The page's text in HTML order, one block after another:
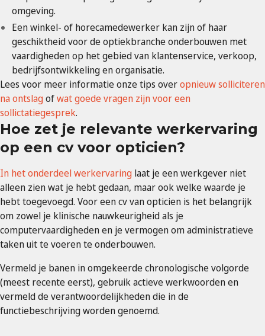
omgeving.
Een winkel- of horecamedewerker kan zijn of haar
geschiktheid voor de optiekbranche onderbouwen met
vaardigheden op het gebied van klantenservice, verkoop,
bedrijfsontwikkeling en organisatie.
Lees voor meer informatie onze tips overopnieuw solliciteren
na ontslagofwat goede vragen zijn voor een
sollictatiegesprek.
Hoe zet je relevante werkervaring
op een cv voor opticien?
In het onderdeel werkervaring laat je een werkgever niet
alleen zien wat je hebt gedaan, maar ook welke waarde je
hebt toegevoegd. Voor een cv van opticien is het belangrijk
om zowel je klinische nauwkeurigheid als je
computervaardigheden en je vermogen om administratieve
taken uit te voeren te onderbouwen.
Vermeld je banen in omgekeerde chronologische volgorde
(meest recente eerst), gebruik actieve werkwoorden en
vermeld de verantwoordelijkheden die in de
functiebeschrijving worden genoemd.